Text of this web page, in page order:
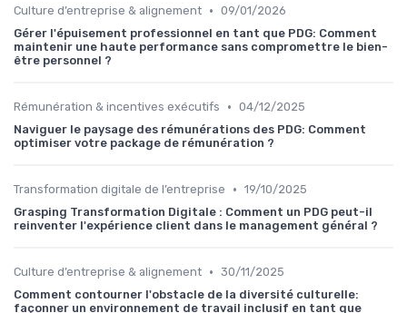
Culture d’entreprise & alignement • 09/01/2026
Gérer l'épuisement professionnel en tant que PDG: Comment
maintenir une haute performance sans compromettre le bien-
être personnel ?
Rémunération & incentives exécutifs • 04/12/2025
Naviguer le paysage des rémunérations des PDG: Comment
optimiser votre package de rémunération ?
Transformation digitale de l’entreprise • 19/10/2025
Grasping Transformation Digitale : Comment un PDG peut-il
reinventer l'expérience client dans le management général ?
Culture d’entreprise & alignement • 30/11/2025
Comment contourner l'obstacle de la diversité culturelle:
façonner un environnement de travail inclusif en tant que